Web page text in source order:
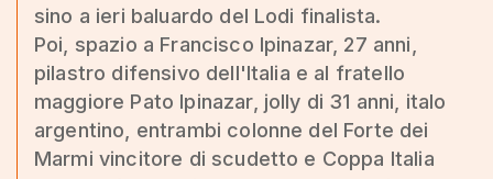
sino a ieri baluardo del Lodi finalista.
Poi, spazio a Francisco Ipinazar, 27 anni,
pilastro difensivo dell'Italia e al fratello
maggiore Pato Ipinazar, jolly di 31 anni, italo
argentino, entrambi colonne del Forte dei
Marmi vincitore di scudetto e Coppa Italia